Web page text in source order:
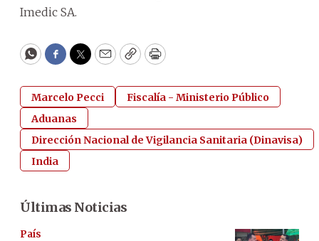
Imedic SA.
WhatsApp
Facebook
Twitter
EmailCopyPrint
Marcelo Pecci
Fiscalía - Ministerio Público
Aduanas
Dirección Nacional de Vigilancia Sanitaria (Dinavisa)
India
Últimas Noticias
País